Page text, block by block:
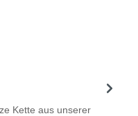
Kette aus unserer